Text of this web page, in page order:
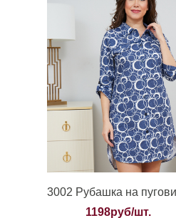
3002 Рубашка на
1198руб/шт.